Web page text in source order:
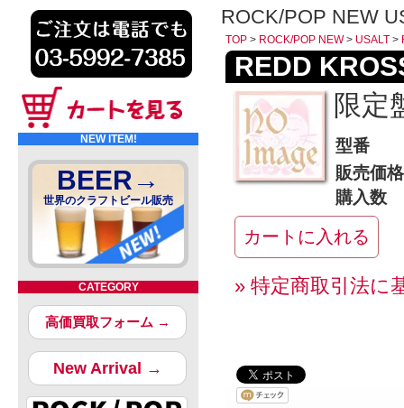
NEW ITEM!
BEER→
世界のクラフトビール販売
CATEGORY
高価買取フォーム →
New Arrival →
ROCK/POP NEW
TOP > ROCK/POP NEW> USALT >
REDD
限定
型番
販売価格
購入数
» 特定商取引法に